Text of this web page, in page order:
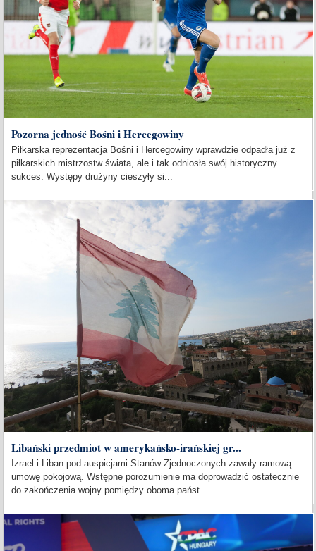
Pozorna jedność Bośni i Hercegowiny
Piłkarska reprezentacja Bośni i Hercegowiny wprawdzie odpadła już z
piłkarskich mistrzostw świata, ale i tak odniosła swój historyczny
sukces. Występy drużyny cieszyły si...
Libański przedmiot w amerykańsko-irańskiej gr...
Izrael i Liban pod auspicjami Stanów Zjednoczonych zawały ramową
umowę pokojową. Wstępne porozumienie ma doprowadzić ostatecznie
do zakończenia wojny pomiędzy oboma państ...